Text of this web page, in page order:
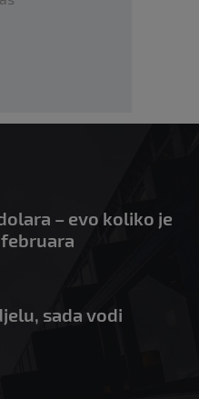
– evo koliko je
sada vodi